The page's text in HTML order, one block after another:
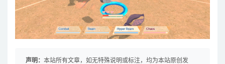
声明： 本站所有文章，如无特殊说明或标注，均为本站原创发